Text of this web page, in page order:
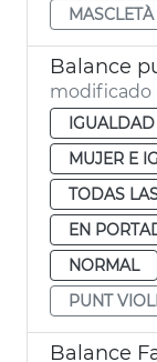
MASCLETÀ
Balance
modificado
IGUALDAD
MUJER E
TODAS
EN
NORMAL
PUNT
Balance